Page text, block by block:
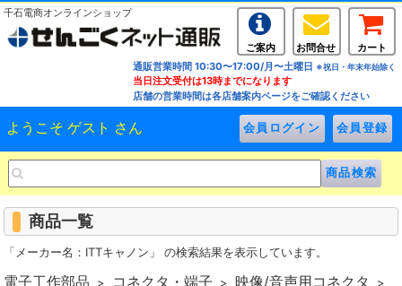
千石電商オンラインショップ
ご案内 お問合せ
カート
通販営業時間 10:30〜17:00/月〜土曜日 ※祝日・年末年始除く
当日注文受付は13時までになります
店舗の営業時間は各店舗案内ページをご確認ください
ようこそ ゲスト さん
商品一覧
「メーカー名：ITTキャノン」 の検索結果を表示しています。
電子工作部品 > コネクタ・端子 > 映像/音声用コネクタ >